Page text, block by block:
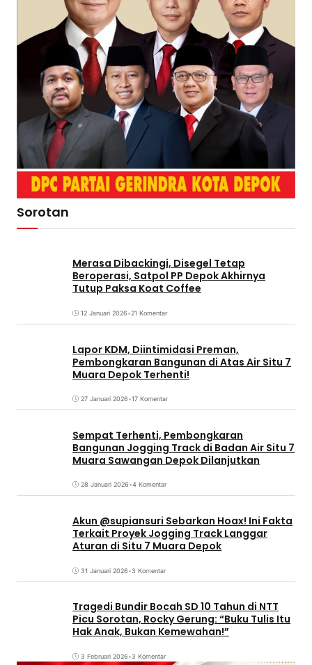
Sorotan
Merasa Dibackingi, Disegel Tetap
Beroperasi, Satpol PP Depok Akhirnya
Tutup Paksa Koat Coffee
12 Januari 2026•21 Komentar
Lapor KDM, Diintimidasi Preman,
Pembongkaran Bangunan di Atas Air Situ 7
Muara Depok Terhenti!
27 Januari 2026•17 Komentar
Sempat Terhenti, Pembongkaran
Bangunan Jogging Track di Badan Air Situ 7
Muara Sawangan Depok Dilanjutkan
28 Januari 2026•4 Komentar
Akun @supiansuri Sebarkan Hoax! Ini Fakta
Terkait Proyek Jogging Track Langgar
Aturan di Situ 7 Muara Depok
31 Januari 2026•3 Komentar
Tragedi Bundir Bocah SD 10 Tahun di NTT
Picu Sorotan, Rocky Gerung: “Buku Tulis Itu
Hak Anak, Bukan Kemewahan!”
3 Februari 2026•3 Komentar